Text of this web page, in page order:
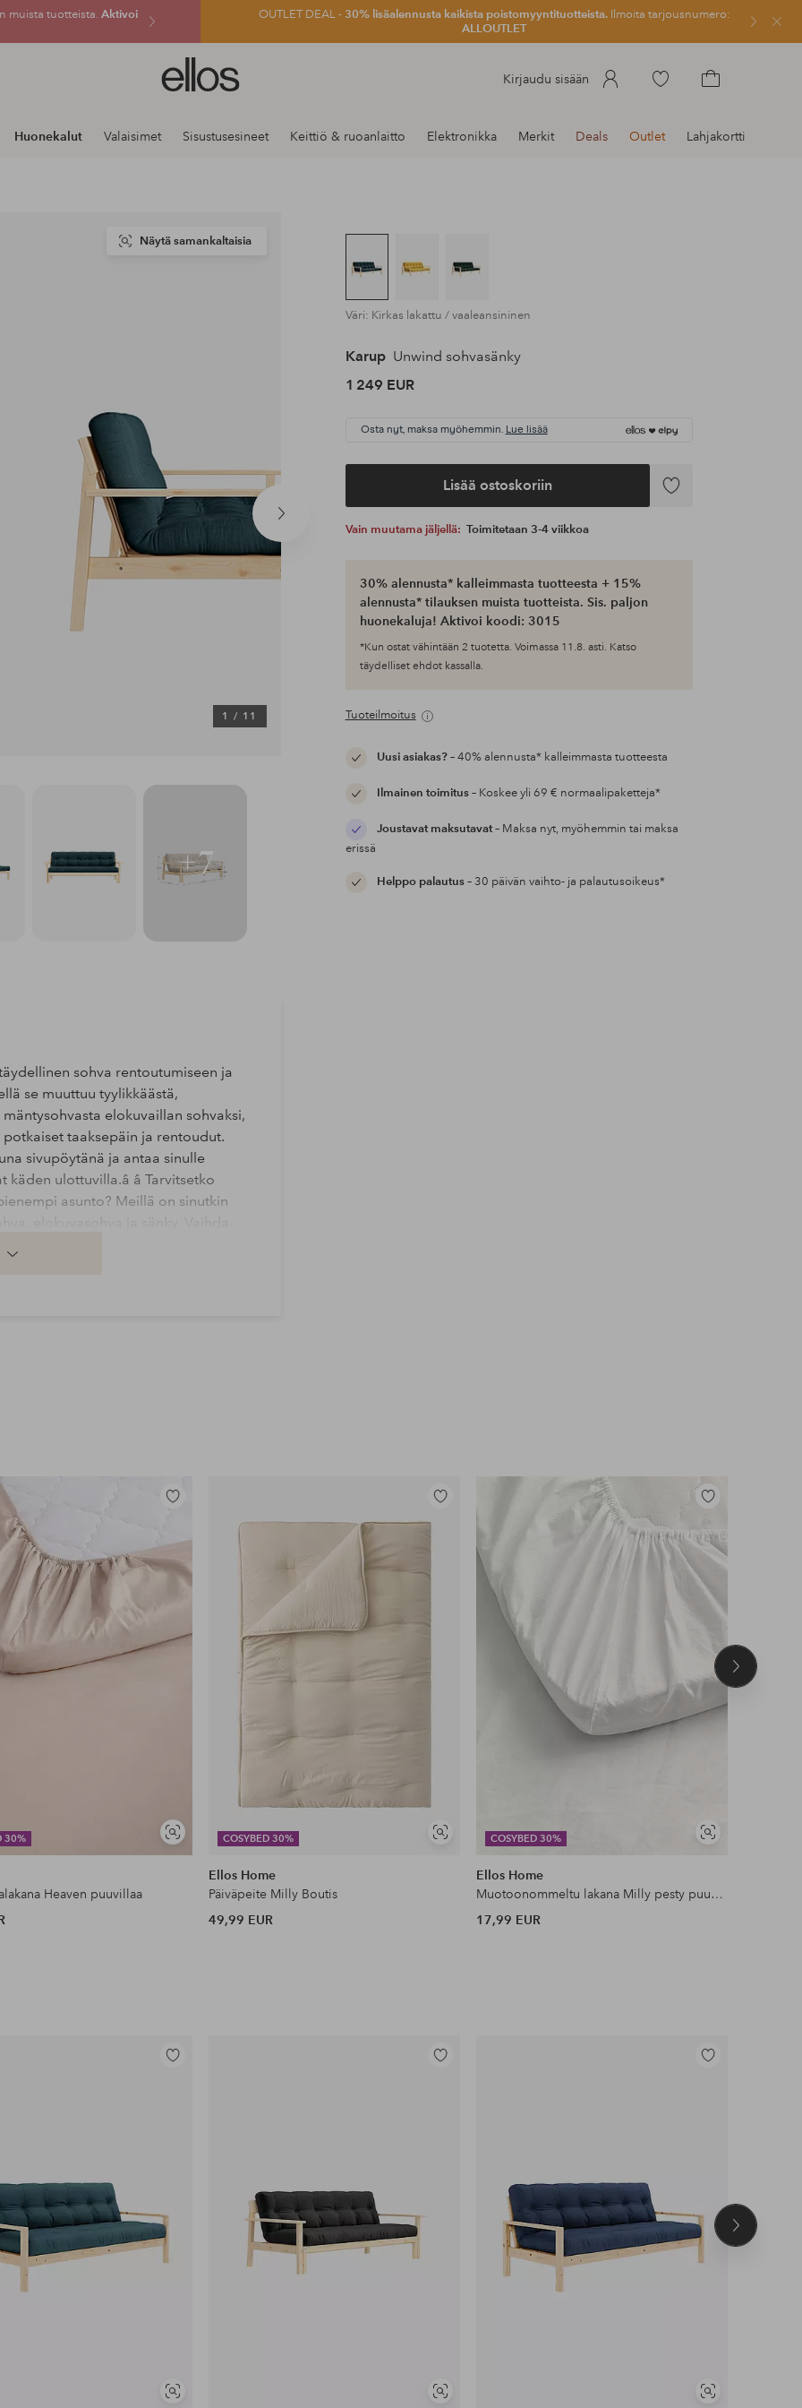
muista tuotteista. Aktivoi
OUTLET DEAL -30% lisäalennusta kaikista poistomyyntituotteista.Ilmoita tarjousnumero:
ALLOUTLET
Sulje
Ellos-
logo
siirry
Kirjaudu sisään
Siirry
Huonekalut Valaisimet Sisustusesineet Keittiö & ruoanlaitto Elektronikka Merkit Deals Outlet Lahjakortti
Seuraava
tuote
1 / 11
Näytä samankaltaisia
Väri: Kirkas lakattu / vaaleansininen
Karup Unwind sohvasänky
1 249 EUR
Osta nyt, maksa myöhemmin. Lue lisää
Lisää ostoskoriin
Lisää
Vain muutama jäljellä: Toimitetaan 3-4 viikkoa
30% alennusta* kalleimmasta tuotteesta + 15%
alennusta* tilauksen muista tuotteista. Sis. paljon
huonekaluja! Aktivoi koodi: 3015
*Kun ostat vähintään 2 tuotetta. Voimassa 11.8. asti. Katso
täydelliset ehdot kassalla.
Tuoteilmoitus
Uusi asiakas?– 40% alennusta* kalleimmasta tuotteesta
Ilmainen toimitus– Koskee yli 69 € normaalipaketteja*
Joustavat maksutavat– Maksa nyt, myöhemmin tai maksa
erissä
Helppo palautus– 30 päivän vaihto- ja palautusoikeus*
+7
sohva rentoutumiseen ja
se muuttuu tyylikkäästä,
elokuvaillan sohvaksi,
taaksepäin ja rentoudut.
sivupöytänä ja antaa sinulle
käden ulottuvilla.â â Tarvitsetko
asunto? Meillä on sinutkin
elokuvasohva ja sänky. Vaihda
että kaikki futon-tuotteemme ovat
ja painossa.
30%
Näytä
samankaltaisia
Lisää
Heaven puuvillaa
COSYBED 30%
Näytä
Lisää
suosikkeihin
Ellos Home
Päiväpeite Milly Boutis
49,99 EUR
COSYBED 30%
Näytä
Lisää
suosikkeihin
Ellos Home
Muotoonommeltu lakana Milly pesty puuvilla
17,99 EUR
Seuraava
Näytä
Lisää
Näytä
Lisää
Näytä
Lisää
Seuraava